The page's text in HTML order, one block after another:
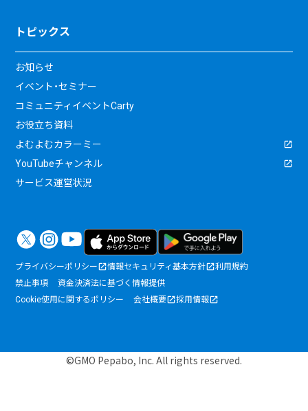
トピックス
お知らせ
イベント・セミナー
コミュニティイベントCarty
お役立ち資料
よむよむカラーミー
YouTubeチャンネル
サービス運営状況
プライバシーポリシー 情報セキュリティ基本方針
利用規約
禁止事項
資金決済法に基づく情報提供
Cookie使用に関するポリシー
会社概要 採用情報
©GMO Pepabo, Inc. All rights reserved.